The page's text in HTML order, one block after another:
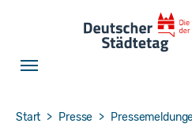
You are here:
Start Presse